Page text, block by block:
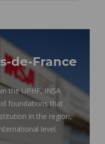
de-France
the UPHF, INSA
foundations that
in the region,
level.